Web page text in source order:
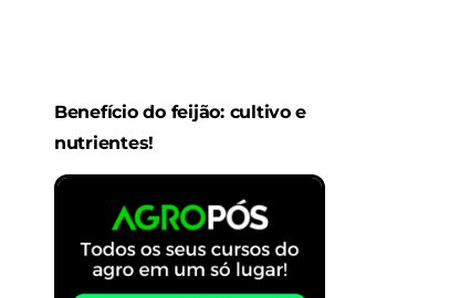
Benefício do feijão: cultivo e
nutrientes!